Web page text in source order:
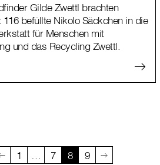
Gilde Zwettl brachten
116 befüllte Nikolo Säckchen in die
für Menschen mit
und das Recycling Zwettl.
1 7 8 9